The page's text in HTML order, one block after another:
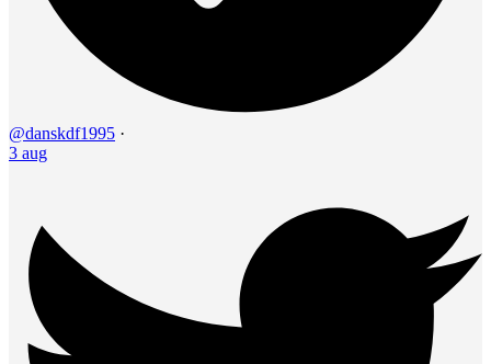
@danskdf1995 ·
3 aug